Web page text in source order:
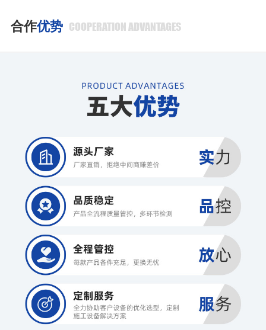
合作优势 COOPERATION ADVANTAGES